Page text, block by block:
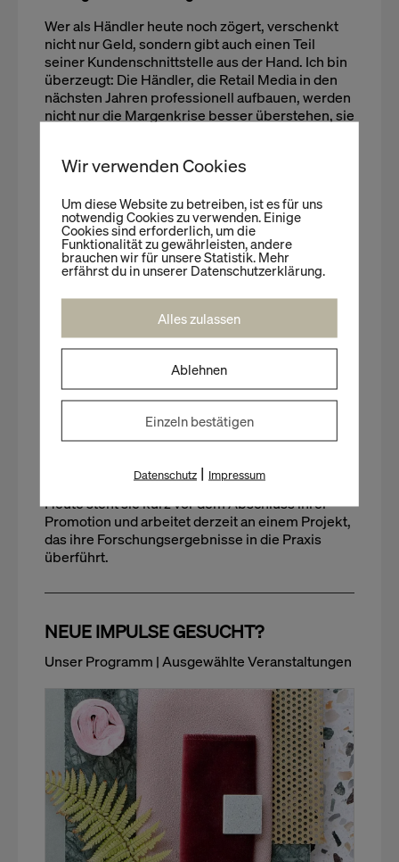
Wer als Händler heute noch zögert, verschenkt
nicht nur Geld, sondern gibt auch einen Teil
seiner Kundenschnittstelle aus der Hand. Ich bin
überzeugt: Die Händler, die Retail Media in den
nächsten Jahren professionell aufbauen, werden
nicht nur die Margenkrise besser überstehen, sie
Unsere heutige Kolumnistin
Laura Keßler
PHD Candidate | Innovation Manager
ist Wissenschaftlerin mit
im Handel. Ihre aktuelle Forschung konzentriert
sich auf digitale Prozesse im
Lebensmitteleinzelhandel sowie auf
Erfolgsstrategien.
Seit knapp 7 Jahren ist sie in der Startup-Szene
mehrere Projekte begleitet.
Heute steht sie kurz vor dem Abschluss ihrer
Promotion und arbeitet derzeit an einem Projekt,
das ihre Forschungsergebnisse in die Praxis
überführt.
NEUE IMPULSE GESUCHT?
Unser Programm | Ausgewählte Veranstaltungen
Wir verwenden Cookies
Um diese Website zu betreiben, ist es für uns
notwendig Cookies zu verwenden. Einige
Cookies sind erforderlich, um die
Funktionalität zu gewährleisten, andere
brauchen wir für unsere Statistik. Mehr
erfährst du in unserer Datenschutzerklärung.
Alles zulassen
Ablehnen
Einzeln bestätigen
Datenschutz| Impressum